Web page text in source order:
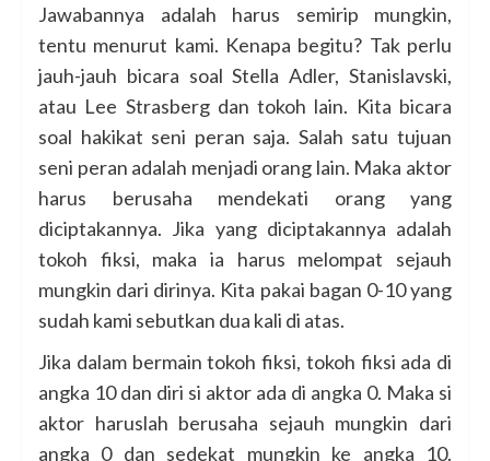
Jawabannya adalah harus semirip mungkin,
tentu menurut kami. Kenapa begitu? Tak perlu
jauh-jauh bicara soal Stella Adler, Stanislavski,
atau Lee Strasberg dan tokoh lain. Kita bicara
soal hakikat seni peran saja. Salah satu tujuan
seni peran adalah menjadi orang lain. Maka aktor
harus berusaha mendekati orang yang
diciptakannya. Jika yang diciptakannya adalah
tokoh fiksi, maka ia harus melompat sejauh
mungkin dari dirinya. Kita pakai bagan 0-10 yang
sudah kami sebutkan dua kali di atas.
Jika dalam bermain tokoh fiksi, tokoh fiksi ada di
angka 10 dan diri si aktor ada di angka 0. Maka si
aktor haruslah berusaha sejauh mungkin dari
angka 0 dan sedekat mungkin ke angka 10.